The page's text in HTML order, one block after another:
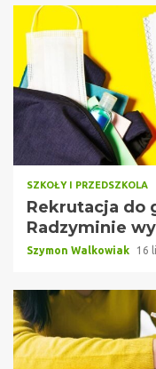
SZKOŁY I PRZEDSZKOLA
Rekrutacja do
Radzyminie
Szymon Walkowiak 16